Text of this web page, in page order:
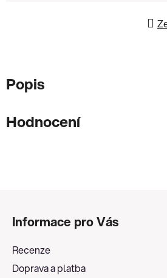
Popis
Hodnocení
Informace pro Vás
Recenze
Doprava a platba